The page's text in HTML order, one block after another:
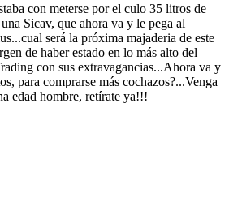
con meterse por el culo 35 litros de
Sicav, que ahora va y le pega al
será la próxima majaderia de este
de haber estado en lo más alto del
con sus extravagancias...Ahora va y
para comprarse más cochazos?...Venga
edad hombre, retírate ya!!!